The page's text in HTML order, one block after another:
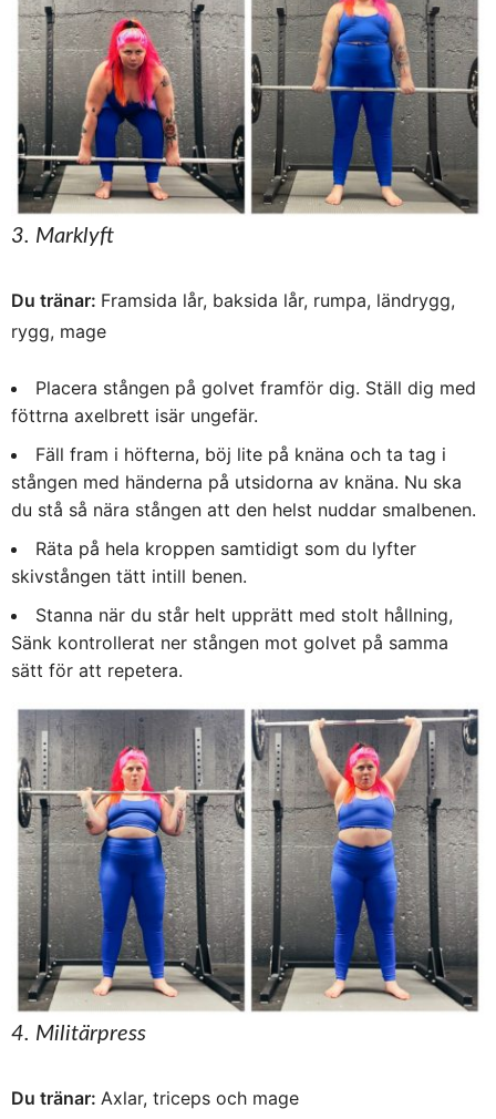
3. Marklyft
Du tränar: Framsida lår, baksida lår, rumpa, ländrygg,
rygg, mage
Placera stången på golvet framför dig. Ställ dig med
föttrna axelbrett isär ungefär.
Fäll fram i höfterna, böj lite på knäna och ta tag i
stången med händerna på utsidorna av knäna. Nu ska
du stå så nära stången att den helst nuddar smalbenen.
Räta på hela kroppen samtidigt som du lyfter
skivstången tätt intill benen.
Stanna när du står helt upprätt med stolt hållning,
Sänk kontrollerat ner stången mot golvet på samma
sätt för att repetera.
4. Militärpress
Du tränar: Axlar, triceps och mage